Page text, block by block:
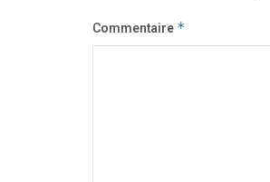
Commentaire *